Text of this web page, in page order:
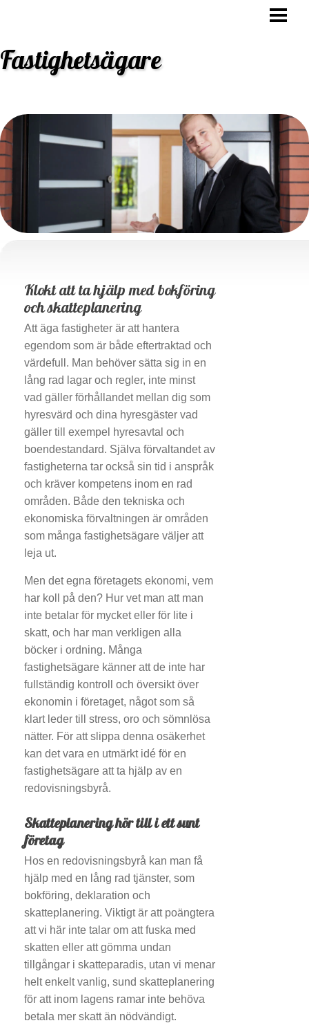
STAMBYTE
BLOGG
Fastighetsägare
Klokt att ta hjälp med bokföring
och skatteplanering
Att äga fastigheter är att hantera
egendom som är både eftertraktad och
värdefull. Man behöver sätta sig in en
lång rad lagar och regler, inte minst
vad gäller förhållandet mellan dig som
hyresvärd och dina hyresgäster vad
gäller till exempel hyresavtal och
boendestandard. Själva förvaltandet av
fastigheterna tar också sin tid i anspråk
och kräver kompetens inom en rad
områden. Både den tekniska och
ekonomiska förvaltningen är områden
som många fastighetsägare väljer att
leja ut.
Men det egna företagets ekonomi, vem
har koll på den? Hur vet man att man
inte betalar för mycket eller för lite i
skatt, och har man verkligen alla
böcker i ordning. Många
fastighetsägare känner att de inte har
fullständig kontroll och översikt över
ekonomin i företaget, något som så
klart leder till stress, oro och sömnlösa
nätter. För att slippa denna osäkerhet
kan det vara en utmärkt idé för en
fastighetsägare att ta hjälp av en
redovisningsbyrå.
Skatteplanering hör till i ett sunt
företag
Hos en redovisningsbyrå kan man få
hjälp med en lång rad tjänster, som
bokföring, deklaration och
skatteplanering. Viktigt är att poängtera
att vi här inte talar om att fuska med
skatten eller att gömma undan
tillgångar i skatteparadis, utan vi menar
helt enkelt vanlig, sund skatteplanering
för att inom lagens ramar inte behöva
betala mer skatt än nödvändigt.